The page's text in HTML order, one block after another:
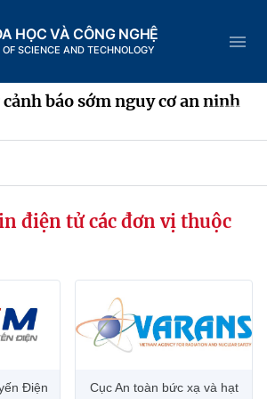
HỌC VÀ CÔNG NGHỆ
SCIENCE AND TECHNOLOGY
nghệ
báo sớm nguy cơ an ninh
điện tử các đơn vị thuộc
Điện
Cục An toàn bức xạ và hạt